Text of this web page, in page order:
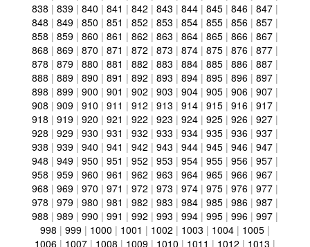
838 | 839 | 840 | 841 | 842 | 843 | 844 | 845 | 846 | 847 |
848 | 849 | 850 | 851 | 852 | 853 | 854 | 855 | 856 | 857 |
858 | 859 | 860 | 861 | 862 | 863 | 864 | 865 | 866 | 867 |
868 | 869 | 870 | 871 | 872 | 873 | 874 | 875 | 876 | 877 |
878 | 879 | 880 | 881 | 882 | 883 | 884 | 885 | 886 | 887 |
888 | 889 | 890 | 891 | 892 | 893 | 894 | 895 | 896 | 897 |
898 | 899 | 900 | 901 | 902 | 903 | 904 | 905 | 906 | 907 |
908 | 909 | 910 | 911 | 912 | 913 | 914 | 915 | 916 | 917 |
918 | 919 | 920 | 921 | 922 | 923 | 924 | 925 | 926 | 927 |
928 | 929 | 930 | 931 | 932 | 933 | 934 | 935 | 936 | 937 |
938 | 939 | 940 | 941 | 942 | 943 | 944 | 945 | 946 | 947 |
948 | 949 | 950 | 951 | 952 | 953 | 954 | 955 | 956 | 957 |
958 | 959 | 960 | 961 | 962 | 963 | 964 | 965 | 966 | 967 |
968 | 969 | 970 | 971 | 972 | 973 | 974 | 975 | 976 | 977 |
978 | 979 | 980 | 981 | 982 | 983 | 984 | 985 | 986 | 987 |
988 | 989 | 990 | 991 | 992 | 993 | 994 | 995 | 996 | 997 |
998 | 999 | 1000 | 1001 | 1002 | 1003 | 1004 | 1005 |
1006 | 1007 | 1008 | 1009 | 1010 | 1011 | 1012 | 1013 |